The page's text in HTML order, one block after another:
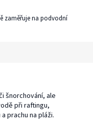
zaměřuje na podvodní
šnorchování, ale
při raftingu,
prachu na pláži.